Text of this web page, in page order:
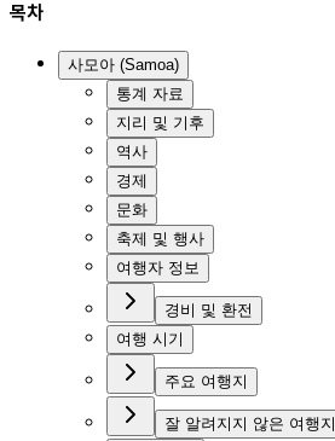
목차
사모아 (Samoa)
통계 자료
지리 및 기후
역사
경제
문화
축제 및 행사
여행자 정보
경비 및 환전
여행 시기
주요 여행지
잘 알려지지 않은 여행지